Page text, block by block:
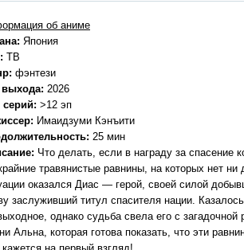
об аниме
Япония
ТВ
фэнтези
выхода: 2026
серий: >12 эп
Имаидзуми Кэнъити
25 мин
Что делать, если в награду за спасение
травянистые равнины, на которых нет
оказался Диас — герой, своей силой
заслуживший титул спасителя нации.
однако судьба свела его с загадочной
Альна, которая готова показать, что эти